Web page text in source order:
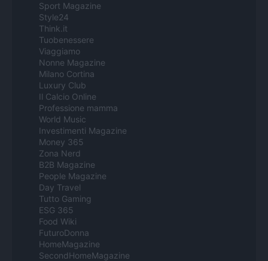
Sport Magazine
Style24
Think.it
Tuobenessere
Viaggiamo
Nonne Magazine
Milano Cortina
Luxury Club
Il Calcio Online
Professione mamma
World Music
Investimenti Magazine
Money 365
Zona Nerd
B2B Magazine
People Magazine
Day Travel
Tutto Gaming
ESG 365
Food Wiki
FuturoDonna
HomeMagazine
SecondHomeMagazine